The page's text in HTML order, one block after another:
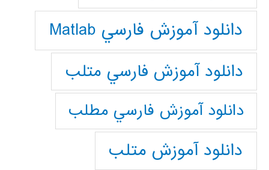
دانلود آموزش فارسي Matlab
دانلود آموزش فارسي متلب
دانلود آموزش فارسي مطلب
دانلود آموزش متلب